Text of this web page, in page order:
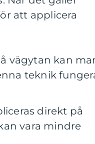
att applicera
vägytan kan
teknik
direkt på
vara mindre